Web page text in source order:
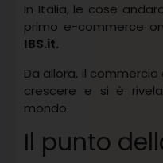
In Italia, le cose
primo e-commerce
IBS.it.
Da allora, il
crescere e si è
mondo.
Il punto